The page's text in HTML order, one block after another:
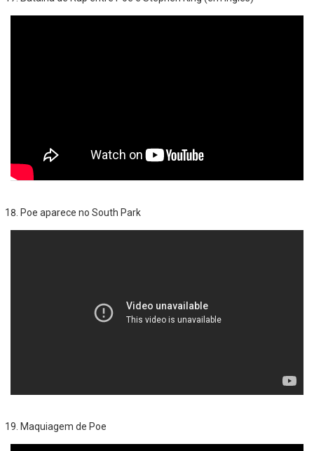
Poe aparece no South Park
Maquiagem de Poe